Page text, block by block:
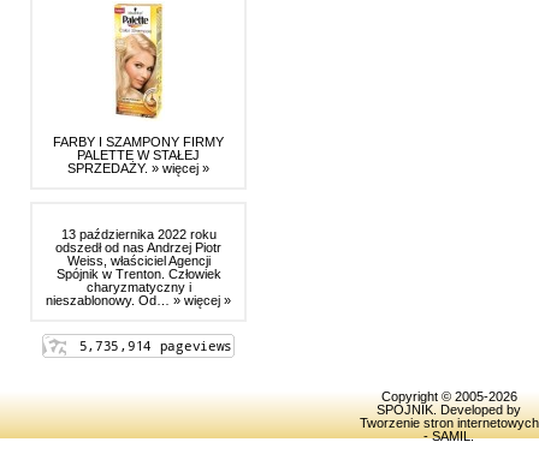
FARBY I SZAMPONY FIRMY
PALETTE W STAŁEJ
SPRZEDAŻY. » więcej »
13 października 2022 roku
odszedł od nas Andrzej Piotr
Weiss, właściciel Agencji
Spójnik w Trenton. Człowiek
charyzmatyczny i
nieszablonowy. Od… » więcej »
Copyright © 2005-2026
SPOJNIK . Developed by
Tworzenie stron internetowych
- SAMIL.